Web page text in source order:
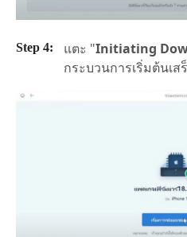
แตะ "Initiating
กระบวนการเริ่มต้นเ